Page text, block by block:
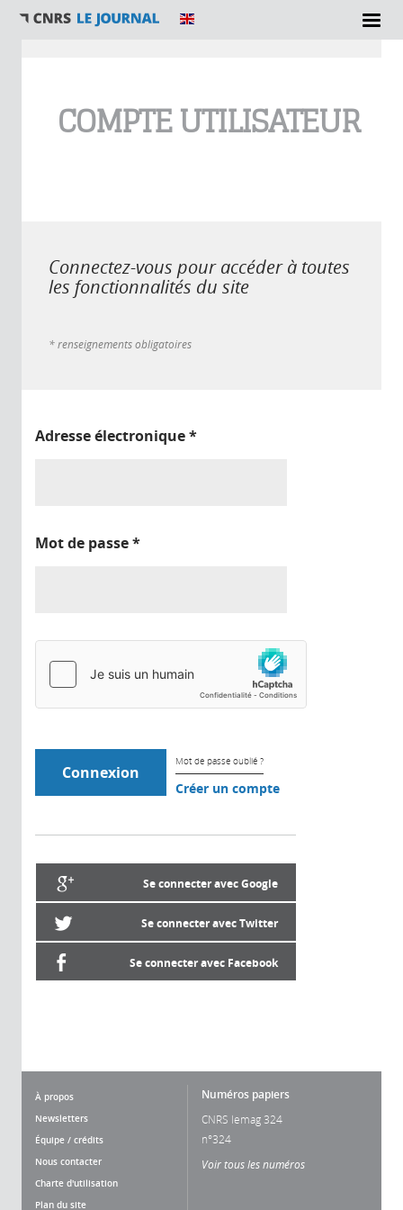
COMPTE UTILISATEUR
Connectez-vous pour accéder à toutes
les fonctionnalités du site
* renseignements obligatoires
Adresse électronique*
Mot de passe*
Mot de passe oublié ?
Créer un compte
Se connecter avec Google
Se connecter avec Twitter
Se connecter avec Facebook
À propos
Newsletters
Équipe / crédits
Nous contacter
Charte d'utilisation
Plan du site
Numéros papiers
CNRS lemag 324
n°324
Voir tous les numéros